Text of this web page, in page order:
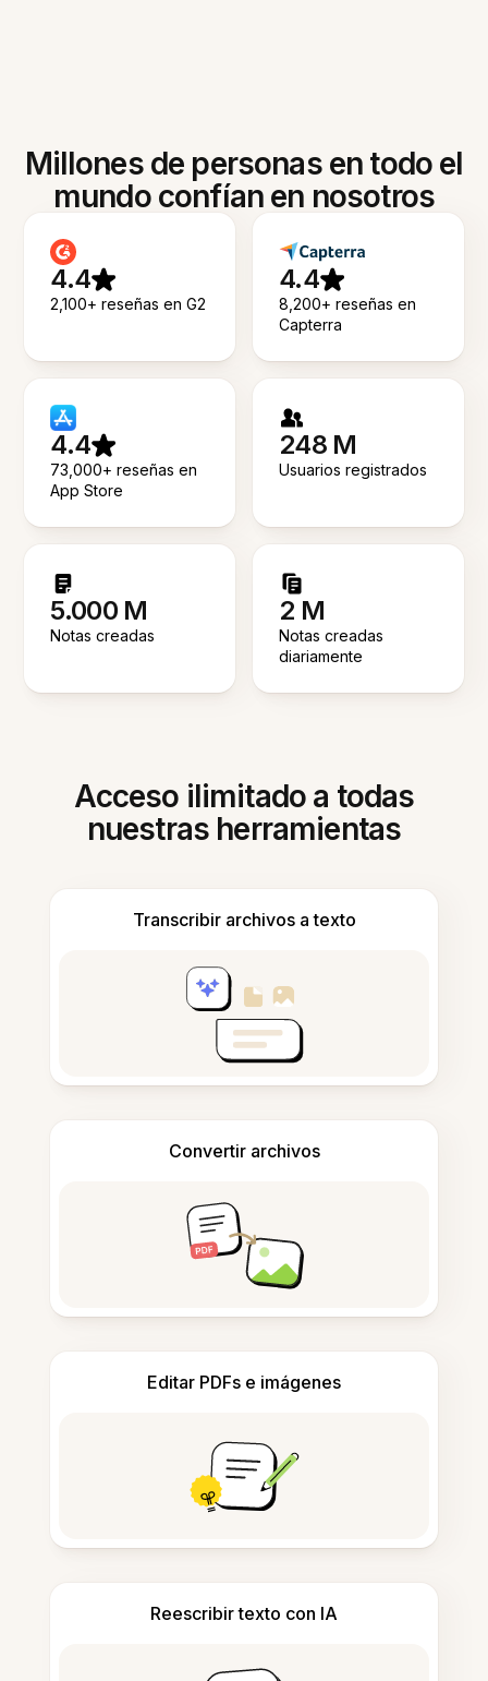
Millones de personas en todo el
mundo confían en nosotros
4.4
2,100+ reseñas en G2
4.4
8,200+ reseñas en
Capterra
4.4
73,000+ reseñas en
App Store
248 M
Usuarios registrados
5.000 M
Notas creadas
2 M
Notas creadas
diariamente
Acceso ilimitado a todas
nuestras herramientas
Transcribir archivos a texto
Convertir archivos
Editar PDFs e imágenes
Reescribir texto con IA